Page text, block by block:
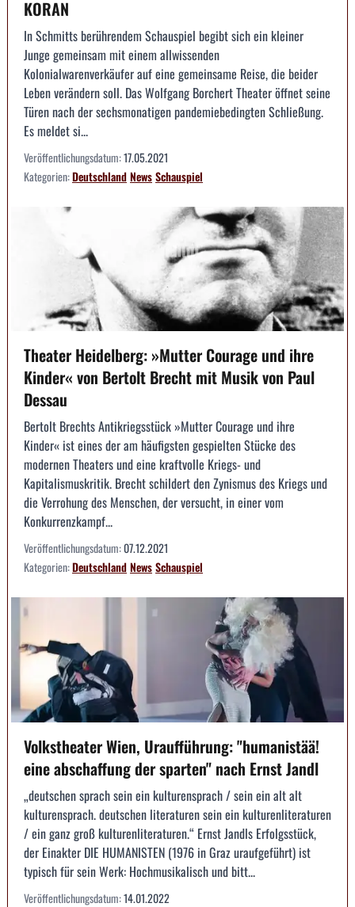
KORAN
In Schmitts berührendem Schauspiel begibt sich ein kleiner
Junge gemeinsam mit einem allwissenden
Kolonialwarenverkäufer auf eine gemeinsame Reise, die beider
Leben verändern soll. Das Wolfgang Borchert Theater öffnet seine
Türen nach der sechsmonatigen pandemiebedingten Schließung.
Es meldet si...
Veröffentlichungsdatum:17.05.2021
Kategorien:DeutschlandNewsSchauspiel
Theater Heidelberg: »Mutter Courage und ihre
Kinder« von Bertolt Brecht mit Musik von Paul
Dessau
Bertolt Brechts Antikriegsstück »Mutter Courage und ihre
Kinder« ist eines der am häufigsten gespielten Stücke des
modernen Theaters und eine kraftvolle Kriegs- und
Kapitalismuskritik. Brecht schildert den Zynismus des Kriegs und
die Verrohung des Menschen, der versucht, in einer vom
Konkurrenzkampf...
Veröffentlichungsdatum:07.12.2021
Kategorien:DeutschlandNewsSchauspiel
Volkstheater Wien, Uraufführung: "humanistää!
eine abschaffung der sparten" nach Ernst Jandl
„deutschen sprach sein ein kulturensprach / sein ein alt alt
kulturensprach. deutschen literaturen sein ein kulturenliteraturen
/ ein ganz groß kulturenliteraturen.“ Ernst Jandls Erfolgsstück,
der Einakter DIE HUMANISTEN (1976 in Graz uraufgeführt) ist
typisch für sein Werk: Hochmusikalisch und bitt...
Veröffentlichungsdatum:14.01.2022